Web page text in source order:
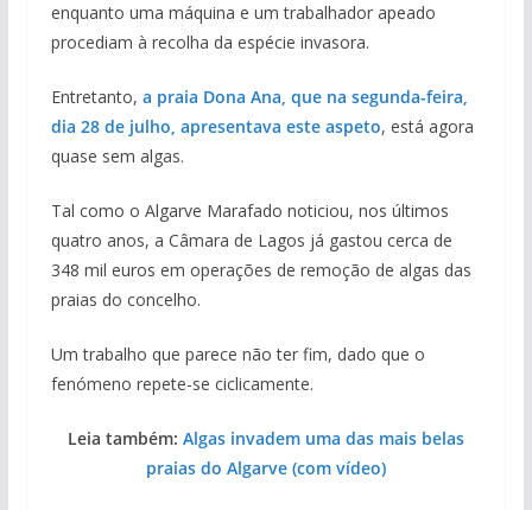
enquanto uma máquina e um trabalhador apeado
procediam à recolha da espécie invasora.
Entretanto, a praia Dona Ana, que na segunda-feira,
dia 28 de julho, apresentava este aspeto, está agora
quase sem algas.
Tal como o Algarve Marafado noticiou, nos últimos
quatro anos, a Câmara de Lagos já gastou cerca de
348 mil euros em operações de remoção de algas das
praias do concelho.
Um trabalho que parece não ter fim, dado que o
fenómeno repete-se ciclicamente.
Leia também: Algas invadem uma das mais belas
praias do Algarve (com vídeo)